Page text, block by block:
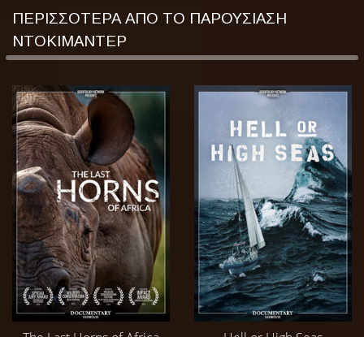
ΠΕΡΙΣΣΟΤΕΡΑ ΑΠΟ ΤΟ ΠΑΡΟΥΣΙΑΣΗ
ΝΤΟΚΙΜΑΝΤΕΡ